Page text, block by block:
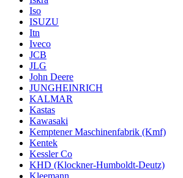
Iso
ISUZU
Itn
Iveco
JCB
JLG
John Deere
JUNGHEINRICH
KALMAR
Kastas
Kawasaki
Kemptener Maschinenfabrik (Kmf)
Kentek
Kessler Co
KHD (Klockner-Humboldt-Deutz)
Kleemann